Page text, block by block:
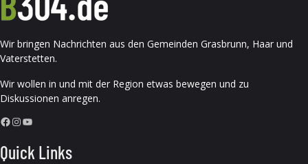
Wir bringen Nachrichten aus den Gemeinden Grasbrunn, Haar und
Vaterstetten.
Wir wollen in und mit der Region etwas bewegen und zu
Diskussionen anregen.
Facebook InstagramYouTube
Quick Links